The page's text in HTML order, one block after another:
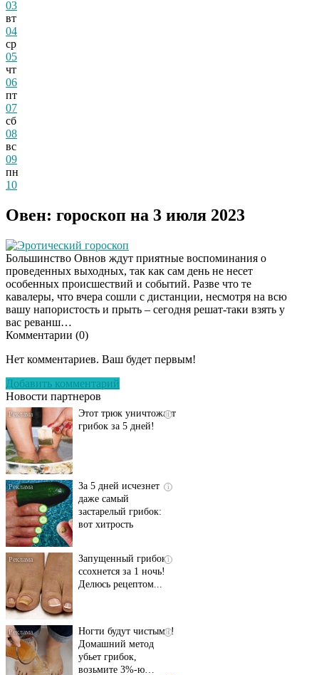
03
вт
04
ср
05
чт
06
пт
07
сб
08
вс
09
пн
10
Овен: гороскоп на 3 июля 2023
Эротический гороскоп
Большинство Овнов ждут приятные воспоминания о
проведенных выходных, так как сам день не несет
особенных происшествий и событий. Разве что те
кавалеры, что вчера сошли с дистанции, несмотря на всю
вашу напористость и прыть – сегодня решат-таки взять у
вас реванш…
Комментарии (0)
Нет комментариев. Ваш будет первым!
Добавить комментарий
Новости партнеров
Даже самый
исчезнет с корнем,
i
Этот трюк уничтожает
грибок за 5 дней!
i
За 5 дней исчезнет
даже самый
застарелый грибок:
вот хитрость
i
Запущенный грибок
ссохнется за 1 ночь!
Делюсь рецептом...
i
Ногти будут чистыми!
Домашний метод
убьет грибок,
возьмите 3%-ю…